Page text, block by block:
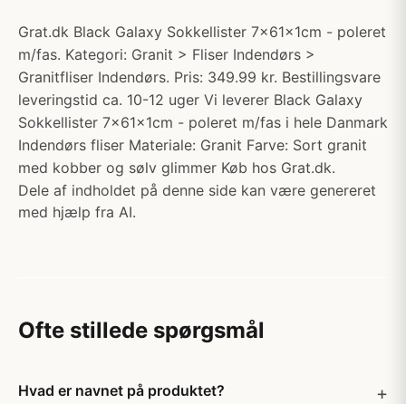
Grat.dk Black Galaxy Sokkellister 7x61x1cm - poleret
m/fas. Kategori: Granit > Fliser Indendørs >
Granitfliser Indendørs. Pris: 349.99 kr. Bestillingsvare
leveringstid ca. 10-12 uger Vi leverer Black Galaxy
Sokkellister 7x61x1cm - poleret m/fas i hele Danmark
Indendørs fliser Materiale: Granit Farve: Sort granit
med kobber og sølv glimmer Køb hos Grat.dk.
Dele af indholdet på denne side kan være genereret
med hjælp fra AI.
Ofte stillede spørgsmål
Hvad er navnet på produktet?